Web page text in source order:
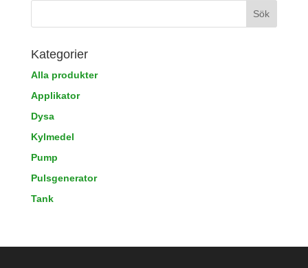
Kategorier
Alla produkter
Applikator
Dysa
Kylmedel
Pump
Pulsgenerator
Tank